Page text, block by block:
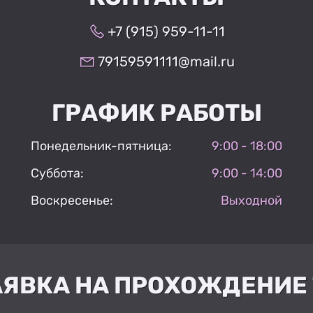
+7 (915) 959-11-11
79159591111@mail.ru
ГРАФИК РАБОТЫ
Понедельник-пятница:
9:00 - 18:00
Суббота:
9:00 - 14:00
Воскресенье:
Выходной
НА ПРОХОЖДЕНИЕ